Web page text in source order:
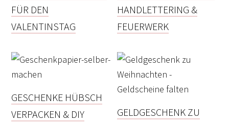
FÜR DEN
VALENTINSTAG
HANDLETTERING &
FEUERWERK
GESCHENKE HÜBSCH
VERPACKEN & DIY
GELDGESCHENK ZU